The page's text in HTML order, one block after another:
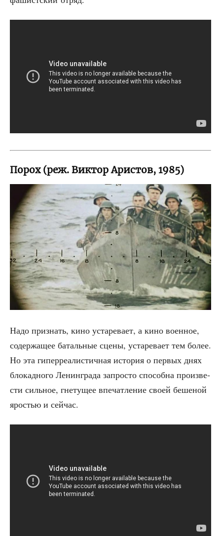
Порох (реж. Виктор Аристов, 1985)
Надо при­знать, кино уста­ре­ва­ет, а кино воен­ное,
содер­жа­щее баталь­ные сце­ны, уста­ре­ва­ет тем более.
Но эта гипер­ре­а­ли­стич­ная исто­рия о пер­вых днях
бло­кад­но­го Ленин­гра­да запро­сто спо­соб­на про­из­ве­
сти силь­ное, гне­ту­щее впе­чат­ле­ние сво­ей беше­ной
яро­стью и сейчас.